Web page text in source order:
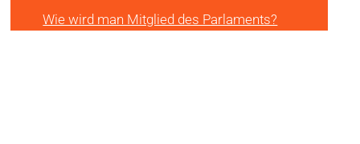
Wie wird man Mitglied des Parlaments?